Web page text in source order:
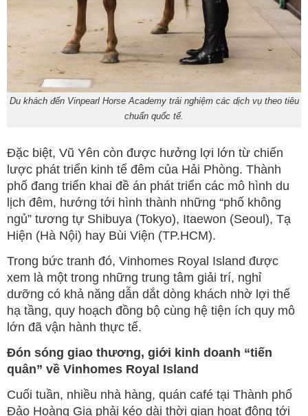
Du khách đến Vinpearl Horse Academy trải nghiệm các dịch vụ theo tiêu
chuẩn quốc tế.
Đặc biệt, Vũ Yên còn được hưởng lợi lớn từ chiến
lược phát triển kinh tế đêm của Hải Phòng. Thành
phố đang triển khai đề án phát triển các mô hình du
lịch đêm, hướng tới hình thành những “phố không
ngủ” tương tự Shibuya (Tokyo), Itaewon (Seoul), Tạ
Hiện (Hà Nội) hay Bùi Viện (TP.HCM).
Trong bức tranh đó, Vinhomes Royal Island được
xem là một trong những trung tâm giải trí, nghỉ
dưỡng có khả năng dẫn dắt dòng khách nhờ lợi thế
hạ tầng, quy hoạch đồng bộ cùng hệ tiện ích quy mô
lớn đã vận hành thực tế.
Đón sóng giao thương, giới kinh doanh “tiến
quân” về Vinhomes Royal Island
Cuối tuần, nhiều nhà hàng, quán café tại Thành phố
Đảo Hoàng Gia phải kéo dài thời gian hoạt động tới